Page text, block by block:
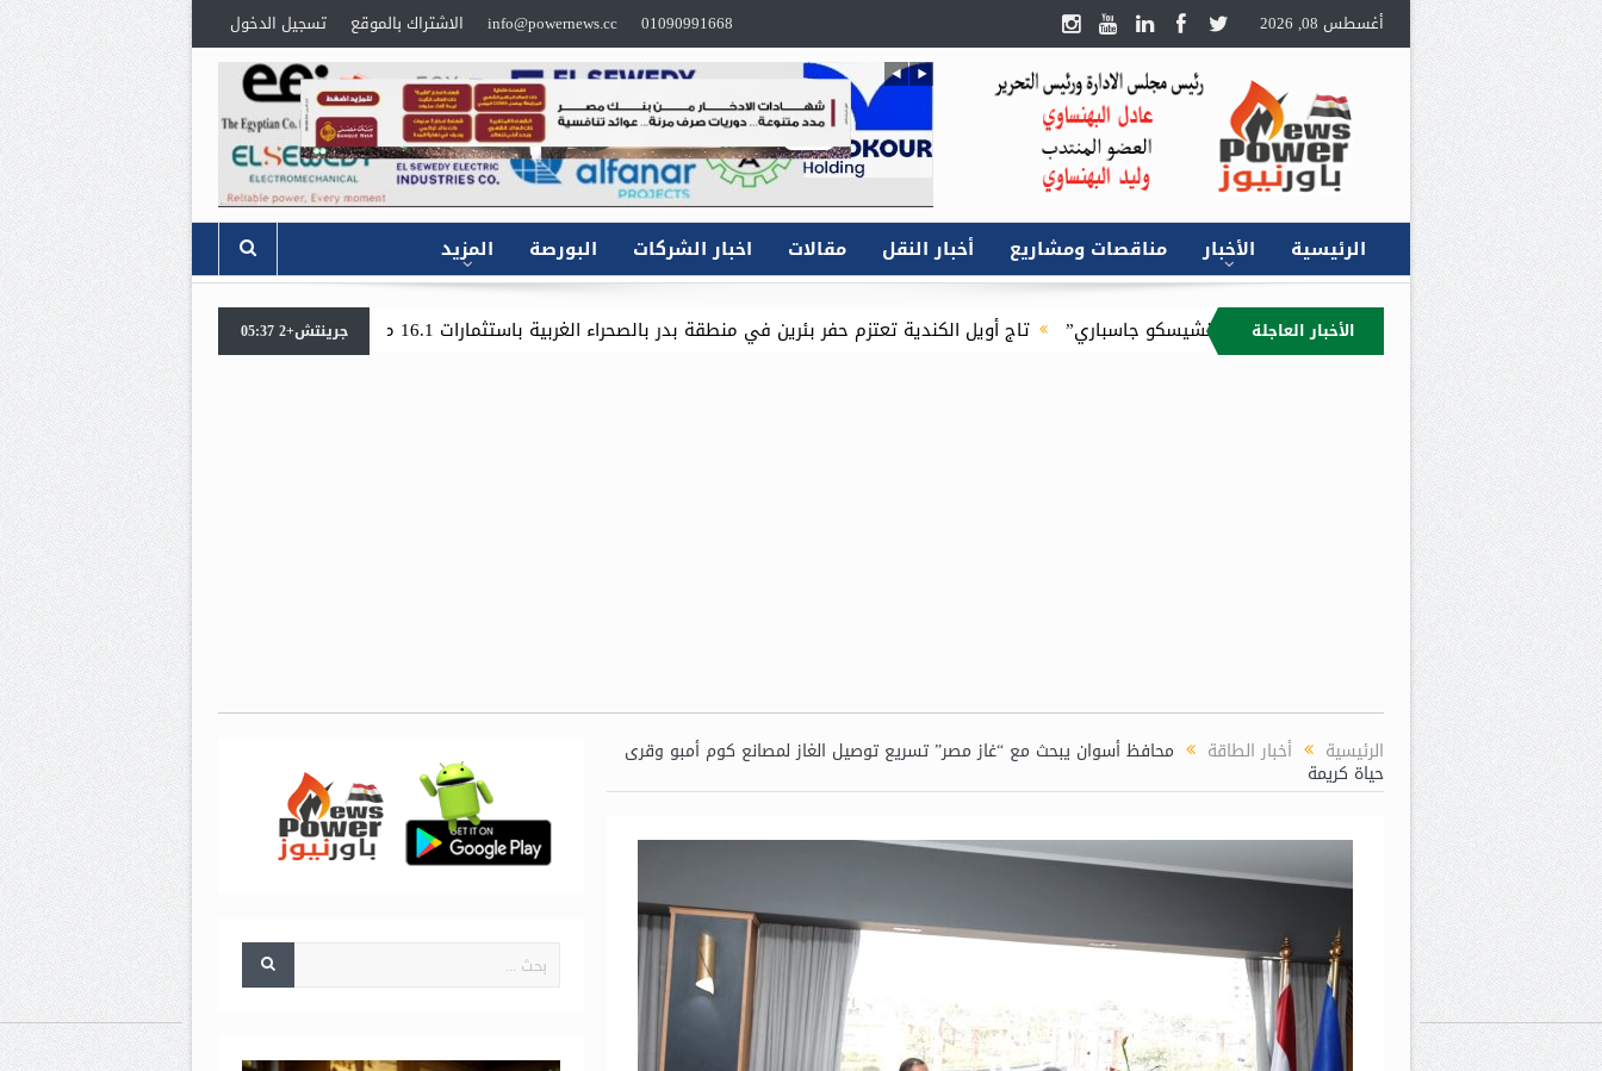
أغسطس 08, 2026 01090991668
info@powernews.cc الاشتراك بالموقع تسجيل الدخول
الرئيسية الأخبار مناقصات ومشاريع أخبار النقل مقالات اخبار الشركات البورصة المزيد
الأخبار العاجلة
مديراً عاماً في مصر خلفاً لـ “فرانشيسكو جاسباري” تاج أويل الكندية تعتزم حفر بئرين في منطقة بدر بالصحراء الغربية باستثمارات 16.1 مليون دولار
«جنوب الوادي القابضة للبترول» تنظم لقاءً توعويًا
لعام 2026/2027 : 9.4 مليار جنيه إجمالي الإيرادات المستهدفة للقابضة وشركاتها التابعة.. وصافي الربح المتوقع 5.5 مليار جنيه
جرينتش+2 05:37
الرئيسية أخبار الطاقة محافظ أسوان يبحث مع “غاز مصر” تسريع توصيل الغاز لمصانع كوم أمبو وقرى
حياة كريمة